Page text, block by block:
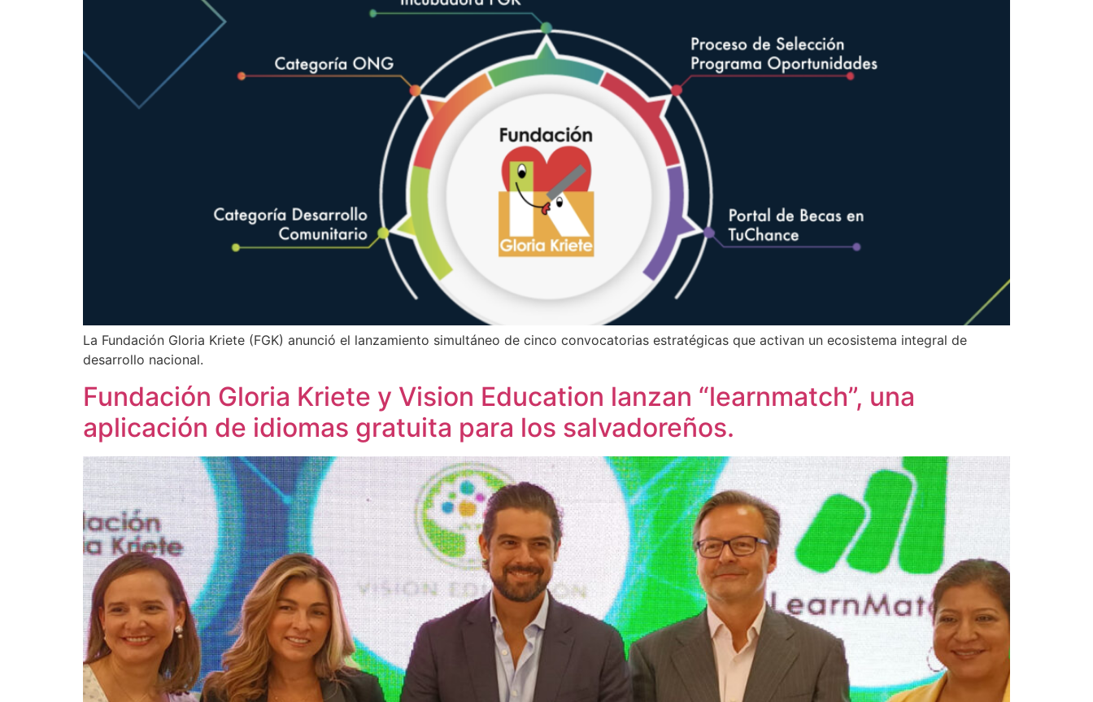
La Fundación Gloria Kriete (FGK) anunció el lanzamiento simultáneo de cinco convocatorias estratégicas que activan un ecosistema integral de
desarrollo nacional.
Fundación Gloria Kriete y Vision Education lanzan “learnmatch”, una
aplicación de idiomas gratuita para los salvadoreños.